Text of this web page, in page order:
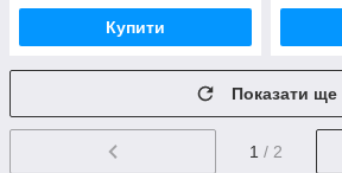
Купити
Показати ще
1 / 2